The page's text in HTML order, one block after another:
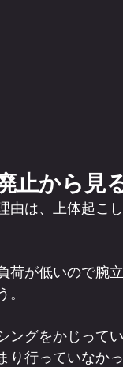
止から見
由は、上体起こ
荷が低いので腕
ングをかじって
り行っていなか